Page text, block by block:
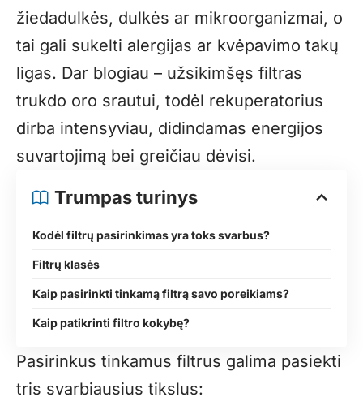
žiedadulkės, dulkės ar mikroorganizmai, o
tai gali sukelti alergijas ar kvėpavimo takų
ligas. Dar blogiau – užsikimšęs filtras
trukdo oro srautui, todėl rekuperatorius
dirba intensyviau, didindamas energijos
suvartojimą bei greičiau dėvisi.
Trumpas turinys
Kodėl filtrų pasirinkimas yra toks svarbus?
Filtrų klasės
Kaip pasirinkti tinkamą filtrą savo poreikiams?
Kaip patikrinti filtro kokybę?
Pasirinkus tinkamus filtrus galima pasiekti
tris svarbiausius tikslus: